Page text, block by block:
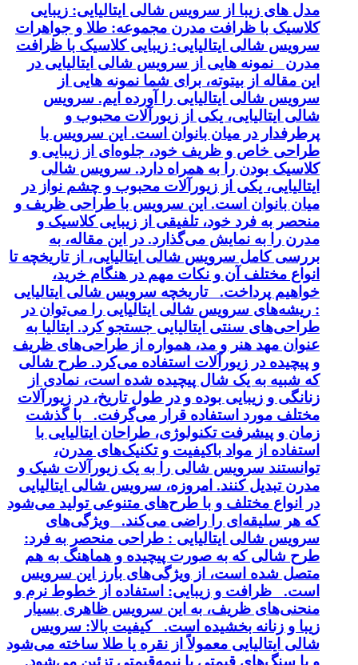
مدل های زیبا از سرویس شالی ایتالیایی: زیبایی
کلاسیک با ظرافت مدرن مجموعه: طلا و جواهرات
سرویس شالی ایتالیایی: زیبایی کلاسیک با ظرافت
مدرن نمونه هایی از سرویس شالی ایتالیایی در
این مقاله از بیتوته، برای شما نمونه هایی از
سرویس شالی ایتالیایی را آورده ایم. سرویس
شالی ایتالیایی، یکی از زیورآلات محبوب و
پرطرفدار در میان بانوان است. این سرویس با
طراحی خاص و ظریف خود، جلوه‌ای از زیبایی و
کلاسیک بودن را به همراه دارد. سرویس شالی
ایتالیایی، یکی از زیورآلات محبوب و چشم نواز در
میان بانوان است. این سرویس با طراحی ظریف و
منحصر به فرد خود، تلفیقی از زیبایی کلاسیک و
مدرن را به نمایش می‌گذارد. در این مقاله، به
بررسی کامل سرویس شالی ایتالیایی، از تاریخچه تا
انواع مختلف آن و نکات مهم در هنگام خرید،
خواهیم پرداخت. تاریخچه سرویس شالی ایتالیایی
: ریشه‌های سرویس شالی ایتالیایی را می‌توان در
طراحی‌های سنتی ایتالیایی جستجو کرد. ایتالیا به
عنوان مهد هنر و مد، همواره از طراحی‌های ظریف
و پیچیده در زیورآلات استفاده می‌کرد. طرح شالی
که شبیه به یک شال پیچیده شده است، نمادی از
زنانگی و زیبایی بوده و در طول تاریخ، در زیورآلات
مختلف مورد استفاده قرار می‌گرفت. با گذشت
زمان و پیشرفت تکنولوژی، طراحان ایتالیایی با
استفاده از مواد باکیفیت و تکنیک‌های مدرن،
توانستند سرویس شالی را به یک زیورآلات شیک و
مدرن تبدیل کنند. امروزه، سرویس شالی ایتالیایی
در انواع مختلف و با طرح‌های متنوعی تولید می‌شود
که هر سلیقه‌ای را راضی می‌کند. ویژگی‌های
سرویس شالی ایتالیایی : طراحی منحصر به فرد:
طرح شالی که به صورت پیچیده و هماهنگ به هم
متصل شده است، از ویژگی‌های بارز این سرویس
است. ظرافت و زیبایی: استفاده از خطوط نرم و
منحنی‌های ظریف، به این سرویس ظاهری بسیار
زیبا و زنانه بخشیده است. کیفیت بالا: سرویس
شالی ایتالیایی معمولاً از نقره یا طلا ساخته می‌شود
و با سنگ‌های قیمتی یا نیمه‌قیمتی تزئین می‌شود.